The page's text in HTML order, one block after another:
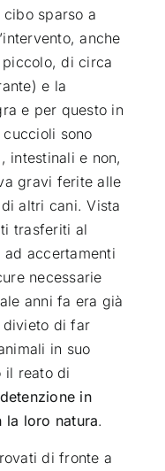
cibo sparso a
anche
di circa
e la
e per questo in
sono
intestinali e non,
gravi ferite alle
altri cani. Vista
trasferiti al
ad accertamenti
necessarie
anni fa era già
divieto di far
in suo
il reato di
in
la loro natura.
di fronte a